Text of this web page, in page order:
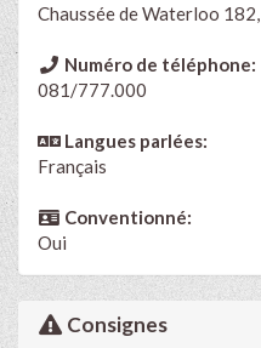
Chaussée de Waterloo
Numéro de téléphone:
081/777.000
Langues parlées:
Français
Conventionné:
Oui
Consignes